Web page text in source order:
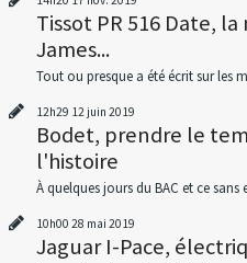
Tissot PR 516 Date,
James...
Tout ou presque a été écrit sur les
12h29 12 juin 2019
Bodet, prendre le
l'histoire
À quelques jours du BAC et ce sans
10h00 28 mai 2019
Jaguar I-Pace,